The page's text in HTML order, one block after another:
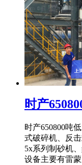
时产
时产650800吨
式破碎机、反
5x系列制砂机
设备主要有雷